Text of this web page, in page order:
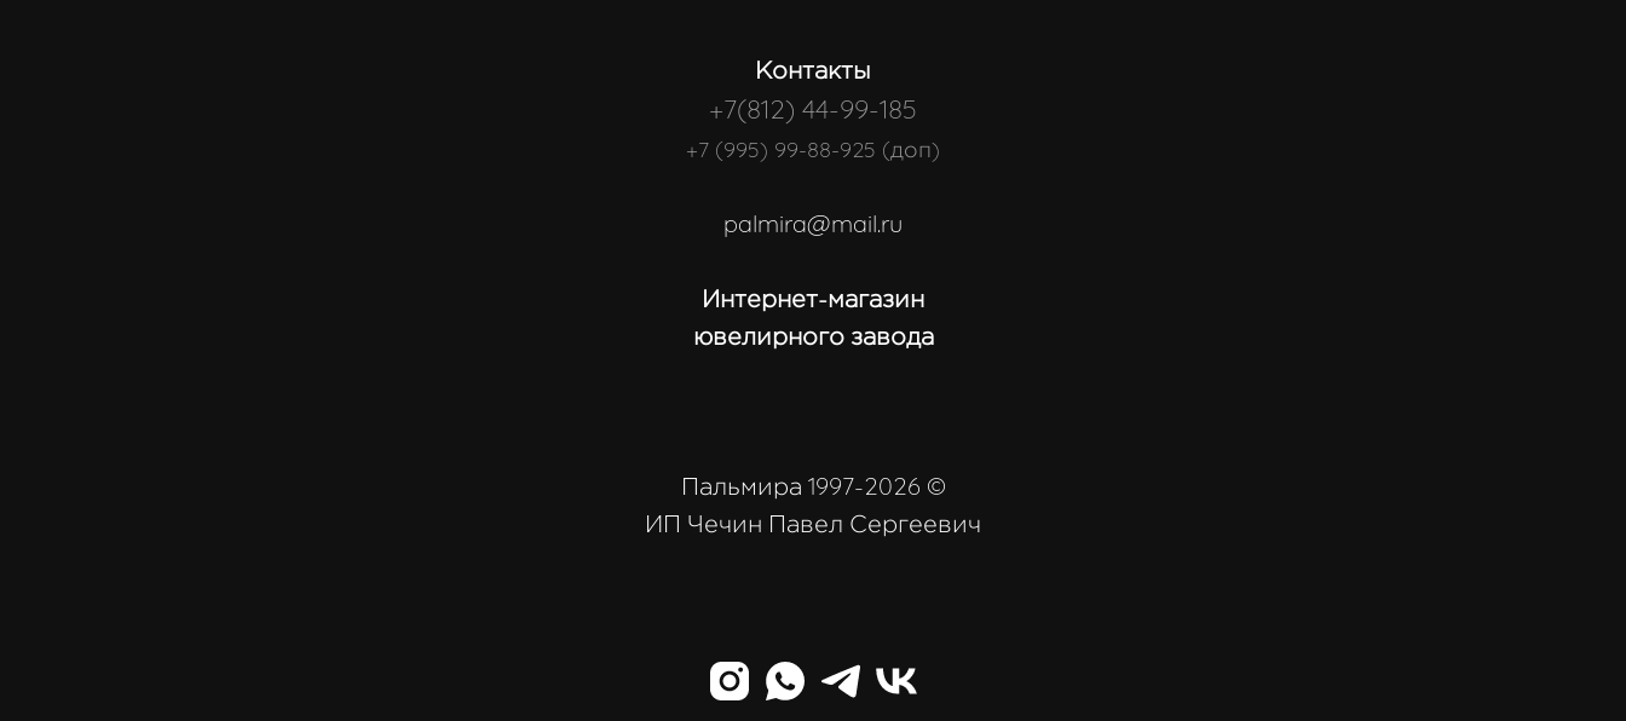
Контакты
+7(812) 44-99-185
+7 (995) 99-88-925 (доп)
palmira@mail.ru
Интернет-магазин
ювелирного завода
Пальмира 1997-2026 ©
ИП Чечин Павел Сергеевич